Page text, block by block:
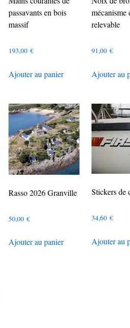
passavants en bois
massif
193,00€
Ajouter au panier
mécanisme
relevable
91,00 €
Ajouter au
Rasso 2026 Granville
50,00€
Ajouter au panier
Stickers de
34,60 €
Ajouter au